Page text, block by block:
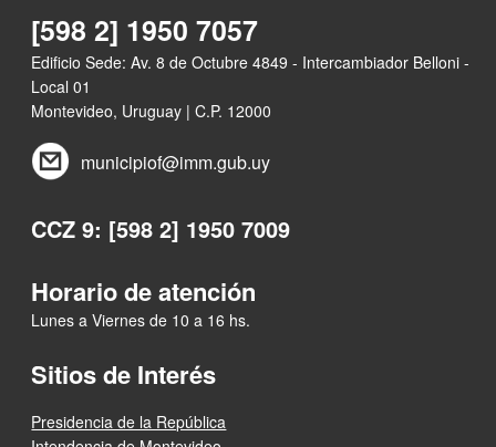
[598 2] 1950 7057
Edificio Sede: Av. 8 de Octubre 4849 - Intercambiador Belloni -
Local 01
Montevideo, Uruguay | C.P. 12000
municipiof@imm.gub.uy
CCZ 9: [598 2] 1950 7009
Horario de atención
Lunes a Viernes de 10 a 16 hs.
Sitios de Interés
Presidencia de la República